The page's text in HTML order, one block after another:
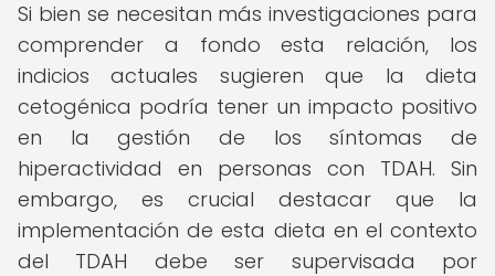
Si bien se necesitan más investigaciones para
comprender a fondo esta relación, los
indicios actuales sugieren que la dieta
cetogénica podría tener un impacto positivo
en la gestión de los síntomas de
hiperactividad en personas con TDAH. Sin
embargo, es crucial destacar que la
implementación de esta dieta en el contexto
del TDAH debe ser supervisada por